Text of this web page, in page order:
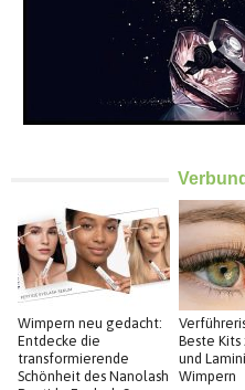
Wimpern neu gedacht:
Entdecke die
transformierende
Schönheit des Nanolash
Beste
und
Wimpern